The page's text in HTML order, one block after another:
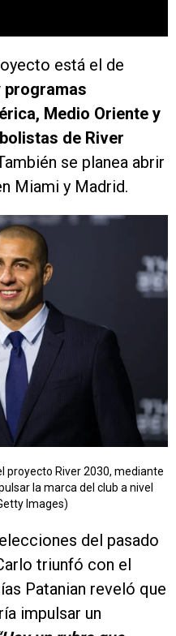
está el de
programas
Medio Oriente y
de River
se planea abrir
Miami y Madrid.
proyecto River 2030, mediante
la marca del club a nivel
Images)
del pasado
triunfó con el
Patanian reveló que
impulsar un